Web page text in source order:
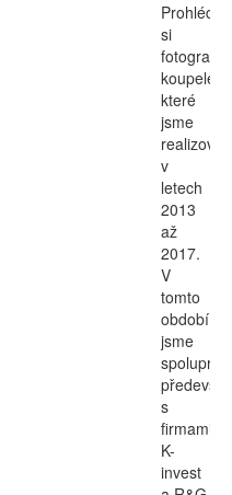
si
fotografie
koupelen,
které
jsme
realizovali
v
letech
2013
až
2017.
V
tomto
období
jsme
s
firmami
K-
invest